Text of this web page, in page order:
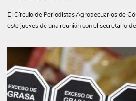
El Círculo de Periodistas Agropecuarios de
este jueves de una reunión con el secretario